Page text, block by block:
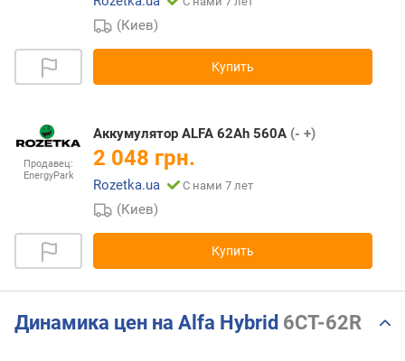
(Киев)
Купить
Продавец:
EnergyPark
Аккумулятор ALFA 62Ah 560A (- +)
2 048 грн.
Rozetka.ua С нами 7 лет
(Киев)
Купить
Динамика цен на Alfa Hybrid 6CT-62R